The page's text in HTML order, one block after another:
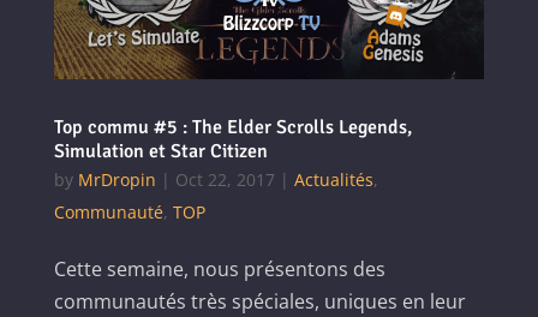
Top commu #5 : The Elder Scrolls Legends,
Simulation et Star Citizen
by MrDropin | Oct 22, 2017 | Actualités,
Communauté, TOP
Cette semaine, nous présentons des
communautés très spéciales, uniques en leur